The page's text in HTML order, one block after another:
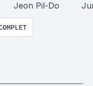
Jeon Pil-Do